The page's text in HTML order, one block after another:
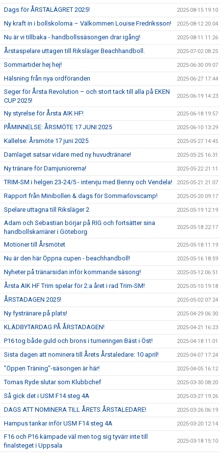
Dags för ÅRSTALÄGRET 2025! 2025-08-15 19:10
Ny kraft in i bollskolorna – Välkommen Louise Fredriksson! 2025-08-12 20:04
Nu är vi tillbaka - handbollssäsongen drar igång! 2025-08-11 11:26
Årstaspelare uttagen till Riksläger Beachhandboll. 2025-07-02 08:25
Sommartider hej hej! 2025-06-30 09:07
Hälsning från nya ordföranden 2025-06-27 17:44
Seger för Årsta Revolution – och stort tack till alla på EKEN
CUP 2025!
2025-06-19 14:23
Ny styrelse för Årsta AIK HF! 2025-06-18 19:57
PÅMINNELSE: ÅRSMÖTE 17 JUNI 2025 2025-06-10 13:29
Kallelse: Årsmöte 17 juni 2025 2025-05-27 14:45
Damlaget satsar vidare med ny huvudtränare! 2025-05-25 16:31
Ny tränare för Damjuniorerna! 2025-05-22 21:11
TRIM-SM i helgen 23-24/5 - intervju med Benny och Vendela! 2025-05-21 21:07
Rapport från Minibollen & dags för Sommarlovscamp! 2025-05-20 09:17
Spelare uttagna till Riksläger 2 2025-05-19 12:19
Adam och Sebastian börjar på RIG och fortsätter sina
handbollskarriärer i Göteborg
2025-05-18 22:17
Motioner till Årsmötet 2025-05-18 11:19
Nu är den här Öppna cupen - beachhandboll! 2025-05-16 18:59
Nyheter på tränarsidan inför kommande säsong! 2025-05-12 06:51
Årsta AIK HF Trim spelar för 2:a året i rad Trim-SM! 2025-05-10 19:18
ÅRSTADAGEN 2025! 2025-05-02 07:24
Ny fystränare på plats! 2025-04-29 06:30
KLÄDBYTARDAG PÅ ÅRSTADAGEN! 2025-04-21 16:23
P16 tog både guld och brons i turneringen Bäst i Öst! 2025-04-18 11:01
Sista dagen att nominera till Årets Årstaledare: 10 april! 2025-04-07 17:24
"Öppen Träning"-säsongen är här! 2025-04-05 16:12
Tomas Ryde slutar som Klubbchef 2025-03-30 08:20
Så gick det i USM F14 steg 4A 2025-03-27 19:26
DAGS ATT NOMINERA TILL ÅRETS ÅRSTALEDARE! 2025-03-26 06:19
Hampus tankar inför USM F14 steg 4A 2025-03-20 12:14
F16 och P16 kämpade väl men tog sig tyvärr inte till
finalsteget i Uppsala
2025-03-18 15:10